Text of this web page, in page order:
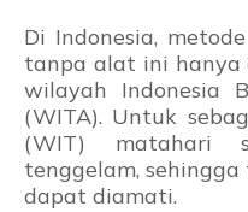
Di Indonesia,
tanpa alat ini hanya
wilayah Indonesia
(WITA). Untuk
(WIT) matahari
tenggelam,
dapat diamati.